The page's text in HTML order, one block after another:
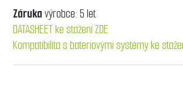
Zárukavýrobce: 5 let
DATASHEET ke stažení ZDE
Kompatibilita s bateriovými systémy ke